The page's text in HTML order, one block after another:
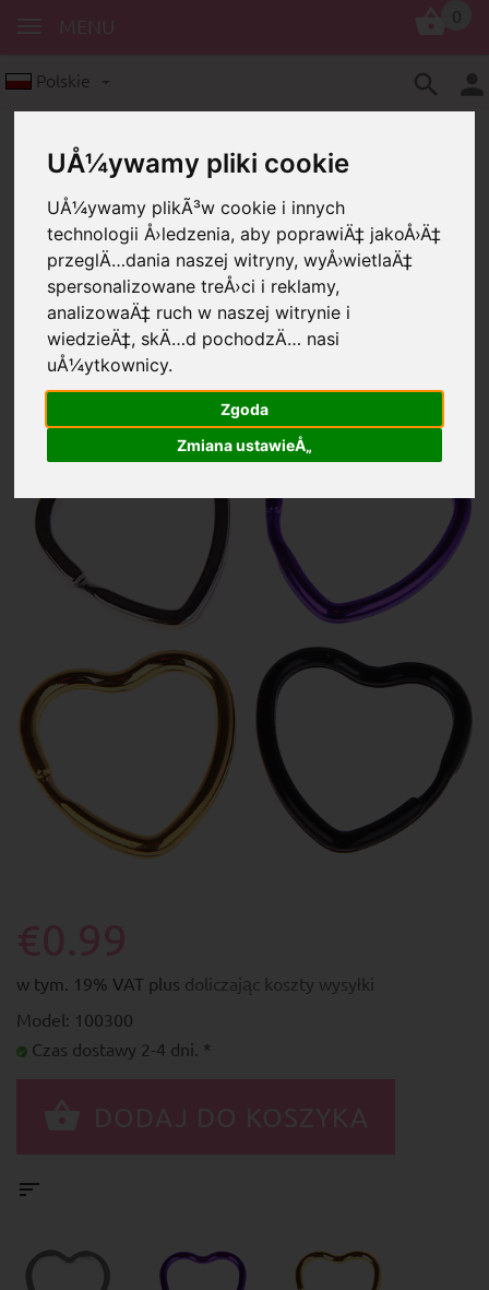
UÅ¼ywamy pliki cookie
UÅ¼ywamy plikÃ³w cookie i innych
technologii Å›ledzenia, aby poprawiÄ‡ jakoÅ›Ä‡
przeglÄ…dania naszej witryny, wyÅ›wietlaÄ‡
spersonalizowane treÅ›ci i reklamy,
analizowaÄ‡ ruch w naszej witrynie i
wiedzieÄ‡, skÄ…d pochodzÄ… nasi
uÅ¼ytkownicy.
Zgoda
Zmiana ustawieÅ„
Polskie
Pierścienie do kluczy
Pierścień do kluczy serce
Pierścień do kluczy serce
w tym. 19% VAT plus doliczając koszty wysyłki
Model: 100300
Czas dostawy 2-4 dni. *